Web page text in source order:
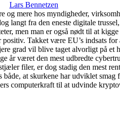
Lars Bennetzen
og mere hos myndigheder,
langt fra den eneste digitale
men man er også nødt til at
positiv. Takket være EU’s indsats
grad vil blive taget alvorligt på et
år været den mest udbredte
filer, er dog stadig den mest
både, at skurkene har udviklet
computerkraft til at udvinde